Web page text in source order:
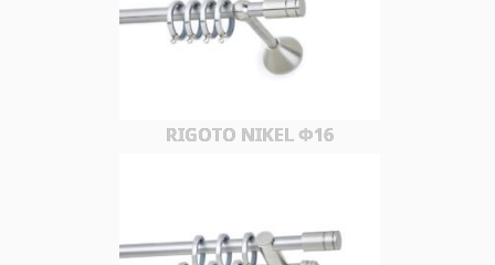
RIGOTO NIKEL Φ16